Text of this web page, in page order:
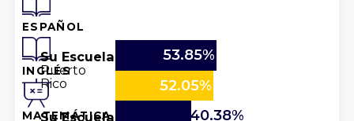
ESPAÑOL
INGLÉS
MATEMÁTICA
Su Escuela
Puerto
Rico
53.85%
52.05%
Su Escuela
40.38%